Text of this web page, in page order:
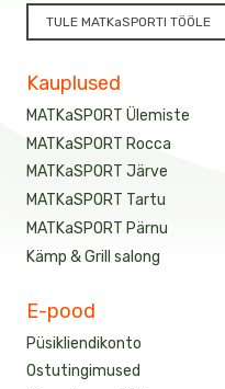
TULE MATKaSPORTI TÖÖLE
Kauplused
MATKaSPORT Ülemiste
MATKaSPORT Rocca
MATKaSPORT Järve
MATKaSPORT Tartu
MATKaSPORT Pärnu
Kämp & Grill salong
E-pood
Püsikliendikonto
Ostutingimused